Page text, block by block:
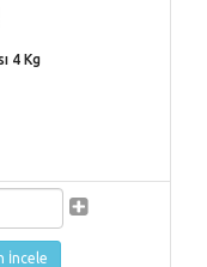
4 Kg
İncele